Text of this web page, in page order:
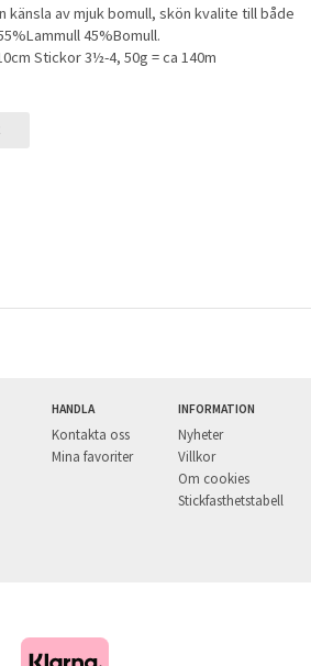
känsla av mjuk bomull, skön kvalite till både
45%Bomull.
Stickor 3½-4, 50g = ca 140m
HANDLA
Kontakta oss
Mina favoriter
INFORMATION
Nyheter
Villkor
Om cookies
Stickfasthetstabell